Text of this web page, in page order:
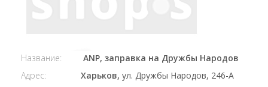
Название:
ANP, заправка на Дружбы Народов
Адрес:
Харьков, ул. Дружбы Народов, 246-А